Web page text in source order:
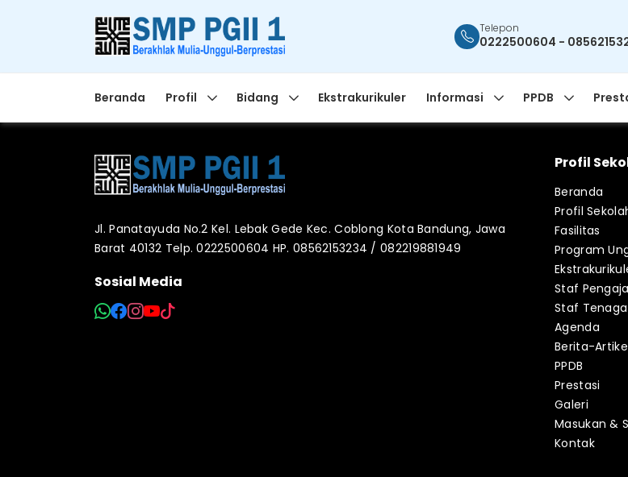
Telepon
0222500604 -
Beranda Profil Bidang Ekstrakurikuler Informasi PPDB
Jl. Panatayuda No.2 Kel. Lebak Gede Kec. Coblong Kota Bandung, Jawa
Barat 40132 Telp. 0222500604 HP. 08562153234 / 082219881949
Sosial Media
Profil
Beranda
Profil
Fasilitas
Program
Staf
Staf
Agenda
Berita-
PPDB
Prestasi
Galeri
Masukan &
Kontak